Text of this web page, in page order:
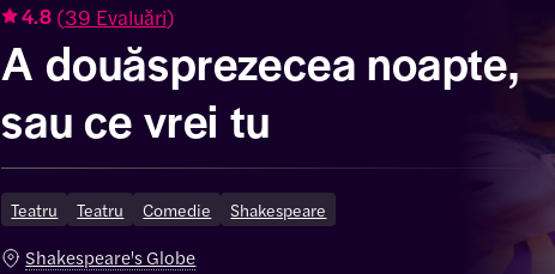
4.8 (39 Evaluări)
A douăsprezecea noapte,
sau ce vrei tu
Teatru Teatru Comedie Shakespeare
Shakespeare's Globe